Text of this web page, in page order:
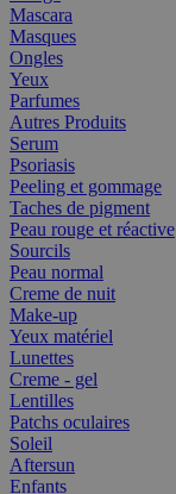
Mascara
Masques
Ongles
Yeux
Parfumes
Autres Produits
Serum
Psoriasis
Peeling et gommage
Taches de pigment
Peau rouge et réactive
Sourcils
Peau normal
Creme de nuit
Make-up
Yeux matériel
Lunettes
Creme - gel
Lentilles
Patchs oculaires
Soleil
Aftersun
Enfants